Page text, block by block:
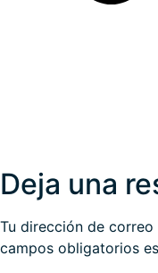
Deja una
Tu dirección de
campos obligatorios